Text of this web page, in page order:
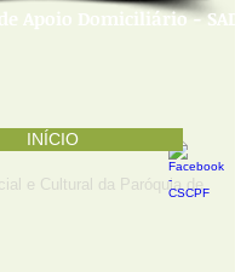
Apoio Domiciliário - SAD
e Cultural da Paróquia de
INÍCIO